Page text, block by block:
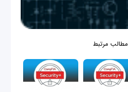
مطالب مرتبط